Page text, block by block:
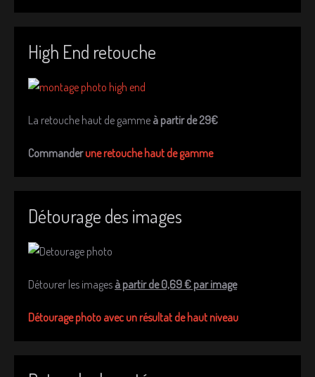
High End retouche
La retouche haut de gamme à partir de 29€
Commanderune retouche haut de gamme
Détourage des images
Détourer les images à partir de 0,69 € par image
Détourage photo avec un résultat de haut niveau